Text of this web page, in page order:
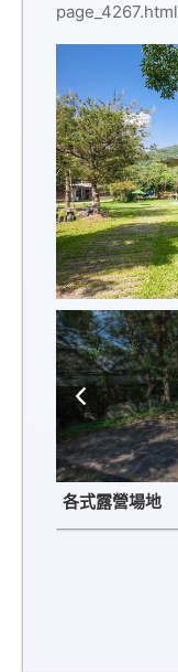
page_4267.html
各式露營場地